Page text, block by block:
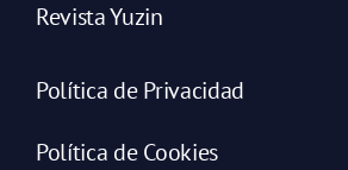
Revista Yuzin
Política de Privacidad
Política de Cookies